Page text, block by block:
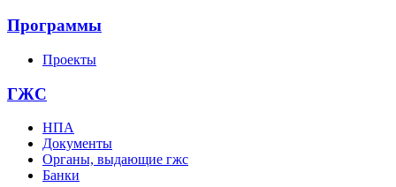
Программы
Проекты
ГЖС
НПА
Документы
Органы, выдающие гжс
Банки